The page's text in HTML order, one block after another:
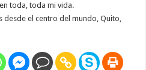
toda, toda mi vida.
desde el centro del mundo, Quito,